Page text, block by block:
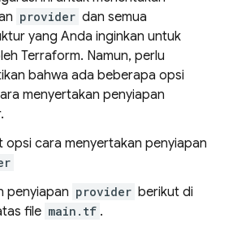
provider dan semua
yang Anda inginkan untuk
Terraform. Namun, perlu
bahwa ada beberapa opsi
menyertakan penyiapan
opsi cara menyertakan penyiapan
penyiapan provider berikut di
file main.tf .